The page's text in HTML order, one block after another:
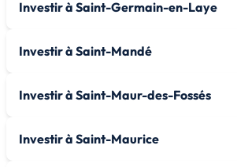
Investir à Saint-Germain-en-Laye
Investir à Saint-Mandé
Investir à Saint-Maur-des-Fossés
Investir à Saint-Maurice